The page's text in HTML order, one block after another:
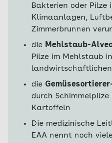
Bakterien oder
Klimaanlagen,
Zimmerbrunnen
die Mehlstaub-
Pilze im Mehlstaub
landwirtschaftlichen
die
durch
Kartoffeln
Die medizinische
EAA nennt noch